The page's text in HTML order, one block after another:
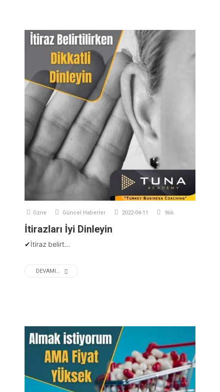
Ozne Güncel Haberler 2022-04-11 966
İtirazları İyi Dinleyin
✔İtiraz belirt...
DEVAMI...